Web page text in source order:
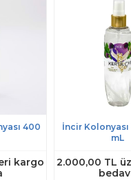
400
kargo
İncir Kolonyası
mL
2.000,00 TL